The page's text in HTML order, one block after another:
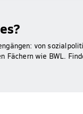
von
wie BWL.